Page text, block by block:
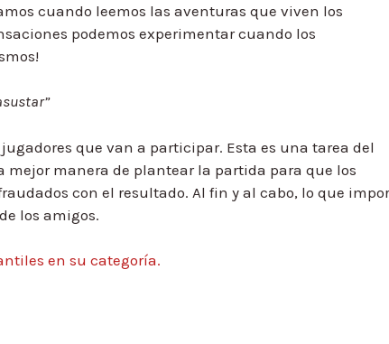
cuando leemos las aventuras que viven los
podemos experimentar cuando los
que van a participar. Esta es una tarea del
manera de plantear la partida para que los
con el resultado. Al fin y al cabo, lo que
los amigos.
en su categoría.